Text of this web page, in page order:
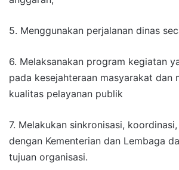
5. Menggunakan perjalanan dinas
6. Melaksanakan program kegiatan
pada kesejahteraan masyarakat dan
kualitas pelayanan publik
7. Melakukan sinkronisasi,
dengan Kementerian dan Lembaga
tujuan organisasi.